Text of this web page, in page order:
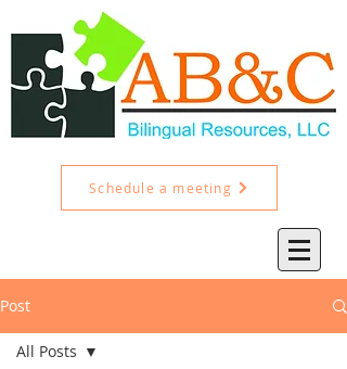
Schedule a meeting
Post
All Posts